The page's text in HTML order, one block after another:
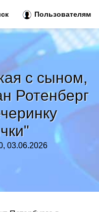
с сыном,
Ротенберг
03.06.2026
Пользователям